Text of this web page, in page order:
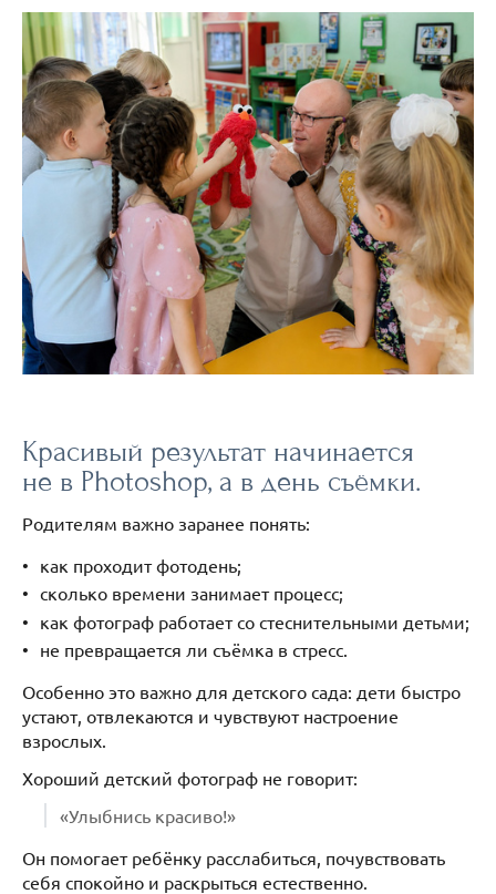
Красивый результат начинается
не в Photoshop, а в день съёмки.
Родителям важно заранее понять:
как проходит фотодень;
сколько времени занимает процесс;
как фотограф работает со стеснительными детьми;
не превращается ли съёмка в стресс.
Особенно это важно для детского сада: дети быстро
устают, отвлекаются и чувствуют настроение
взрослых.
Хороший детский фотограф не говорит:
«Улыбнись красиво!»
Он помогает ребёнку расслабиться, почувствовать
себя спокойно и раскрыться естественно.